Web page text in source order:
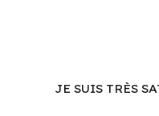
JE SUIS TRÈS